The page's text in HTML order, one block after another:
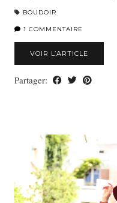
BOUDOIR
1 COMMENTAIRE
VOIR L’ARTICLE
Partager: